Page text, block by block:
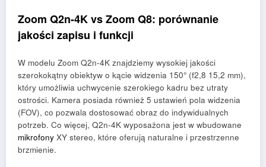
Zoom Q2n-4K vs Zoom Q8: porównanie
jakości zapisu i funkcji
W modelu Zoom Q2n-4K znajdziemy wysokiej jakości
szerokokątny obiektyw o kącie widzenia 150° (f2,8 15,2 mm),
który umożliwia uchwycenie szerokiego kadru bez utraty
ostrości. Kamera posiada również 5 ustawień pola widzenia
(FOV), co pozwala dostosować obraz do indywidualnych
potrzeb. Co więcej, Q2n-4K wyposażona jest w wbudowane
mikrofony XY stereo, które oferują naturalne i przestrzenne
brzmienie.